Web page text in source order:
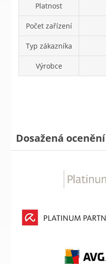
Platnost
Počet zařízení
Typ zákazníka
Výrobce
Dosažená ocenění